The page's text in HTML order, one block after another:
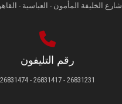
شارع الخليفة المأمون - العباسية -
رقم التليفون
26831231 - 26831417 - 26831474